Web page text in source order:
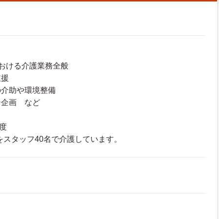
ける介護業務全般
助や環境整備
企画 など
タッフ40名で介護しています。